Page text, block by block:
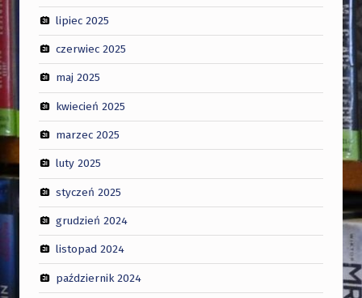
lipiec 2025
czerwiec 2025
maj 2025
kwiecień 2025
marzec 2025
luty 2025
styczeń 2025
grudzień 2024
listopad 2024
październik 2024